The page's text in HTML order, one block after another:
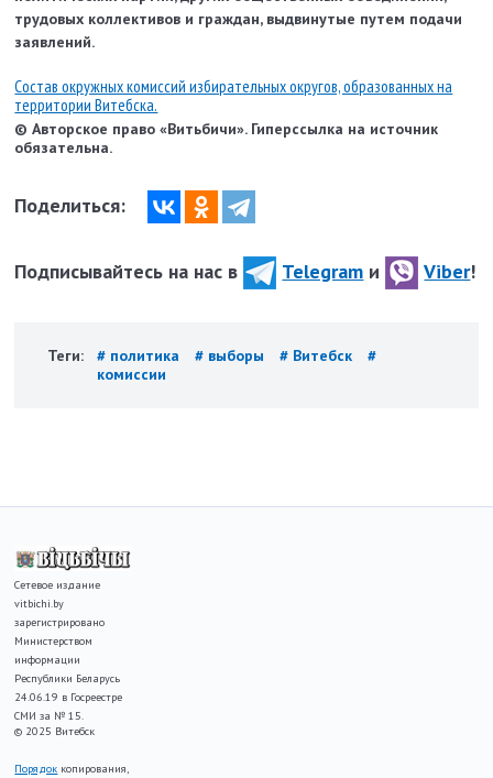
трудовых коллективов и граждан, выдвинутые путем подачи
заявлений.
Состав окружных комиссий избирательных округов, образованных на
территории Витебска.
© Авторское право «Витьбичи». Гиперссылка на источник
обязательна.
Поделиться:
Подписывайтесь на нас в Telegram и Viber!
Теги: # политика # выборы # Витебск
#
комиссии
Сетевое издание
vitbichi.by
зарегистрировано
Министерством
информации
Республики Беларусь
24.06.19 в Госреестре
СМИ за № 15.
© 2025 Витебск
Порядок копирования,